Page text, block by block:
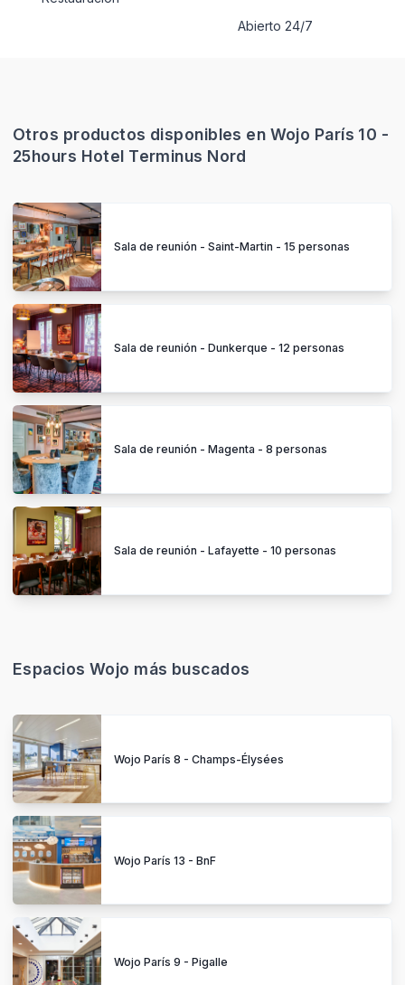
Abierto 24/7
Otros productos disponibles en Wojo París 10 -
25hours Hotel Terminus Nord
Sala de reunión - Saint-Martin - 15 personas
Sala de reunión - Dunkerque - 12 personas
Sala de reunión - Magenta - 8 personas
Sala de reunión - Lafayette - 10 personas
Espacios Wojo más buscados
Wojo París 8 - Champs-Élysées
Wojo París 13 - BnF
Wojo París 9 - Pigalle